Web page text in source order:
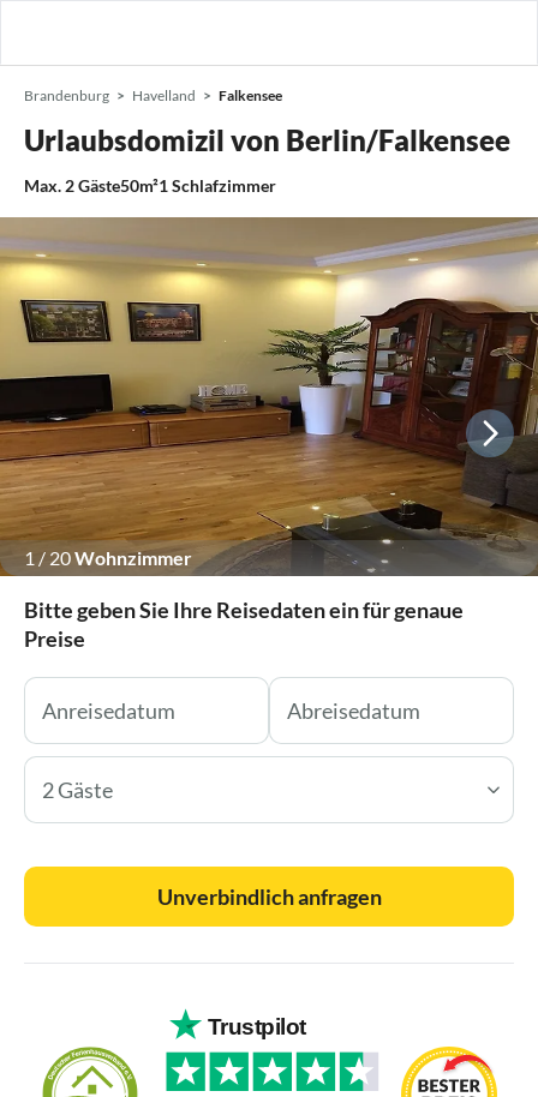
Brandenburg Havelland Falkensee
Urlaubsdomizil von Berlin/Falkensee
Max. 2Gäste50m²1Schlafzimmer
1 / 20Wohnzimmer
Bitte geben Sie Ihre Reisedaten ein für genaue
Preise
2 Gäste
Unverbindlich anfragen